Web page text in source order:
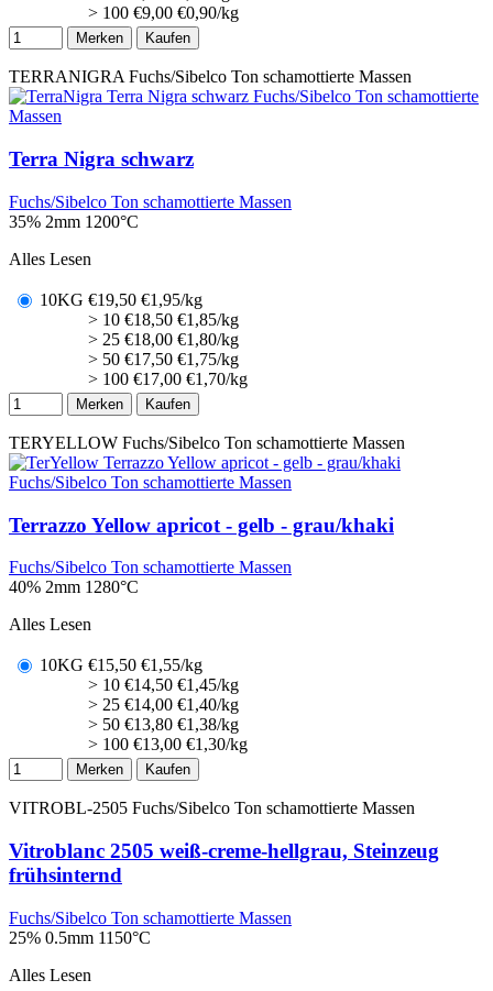
> 100 €9,00 €0,90/kg
Merken Kaufen
TERRANIGRA Fuchs/Sibelco Ton schamottierte Massen
Terra Nigra schwarz
Fuchs/Sibelco Ton schamottierte Massen
35% 2mm 1200°C
Alles Lesen
10KG €19,50 €1,95/kg
> 10 €18,50 €1,85/kg
> 25 €18,00 €1,80/kg
> 50 €17,50 €1,75/kg
> 100 €17,00 €1,70/kg
Merken Kaufen
TERYELLOW Fuchs/Sibelco Ton schamottierte Massen
Terrazzo Yellow apricot - gelb - grau/khaki
Fuchs/Sibelco Ton schamottierte Massen
40% 2mm 1280°C
Alles Lesen
10KG €15,50 €1,55/kg
> 10 €14,50 €1,45/kg
> 25 €14,00 €1,40/kg
> 50 €13,80 €1,38/kg
> 100 €13,00 €1,30/kg
Merken Kaufen
VITROBL-2505 Fuchs/Sibelco Ton schamottierte Massen
Vitroblanc 2505 weiß-creme-hellgrau, Steinzeug
frühsinternd
Fuchs/Sibelco Ton schamottierte Massen
25% 0.5mm 1150°C
Alles Lesen